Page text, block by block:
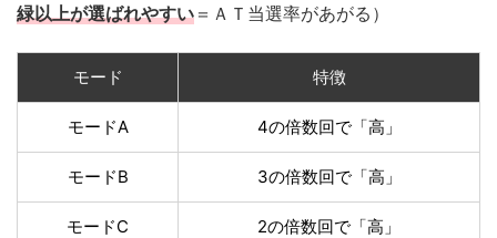
緑以上が選ばれやすい ＝ＡＴ当選率があがる）
モード 特徴
モードA 4の倍数回で「高」
モードB 3の倍数回で「高」
モードC 2の倍数回で「高」